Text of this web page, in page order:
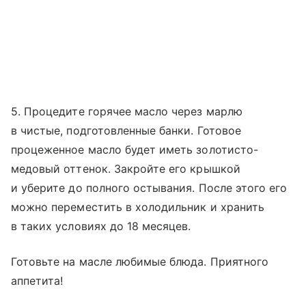
5. Процедите горячее масло через марлю
в чистые, подготовленные банки. Готовое
процеженное масло будет иметь золотисто-
медовый оттенок. Закройте его крышкой
и уберите до полного остывания. После этого его
можно переместить в холодильник и хранить
в таких условиях до 18 месяцев.
Готовьте на масле любимые блюда. Приятного
аппетита!